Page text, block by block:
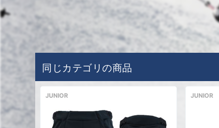
同じカテゴリの商品
JUNIOR JUNIOR